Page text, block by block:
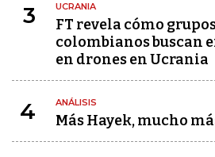
3 UCRANIA
FT revela cómo
colombianos buscan
en drones en Ucrania
4 ANÁLISIS
Más Hayek, mucho